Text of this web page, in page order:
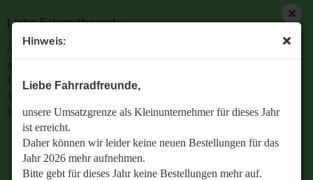
Hinweis:
Liebe Fahrradfreunde,
unsere Umsatzgrenze als Kleinunternehmer für dieses Jahr
ist erreicht.
Daher können wir leider keine neuen Bestellungen für das
Jahr 2026 mehr aufnehmen.
Bitte gebt für dieses Jahr keine Bestellungen mehr auf.
Liebe Fahrradfreunde,
unsere Umsatzgrenze als Kleinunternehmer für dieses Jahr
ist erreicht.
Daher können wir leider keine neuen Bestellungen für das
Jahr 2026 mehr aufnehmen.
Bitte gebt für dieses Jahr keine Bestellungen mehr auf.
Verfügbarkeit: Alle Artikel, die ihr online sehen
könnt, sind auch im nächsten Jahr weiterhin
verfügbar.